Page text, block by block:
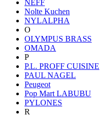
NEFF
Nolte Kuchen
NYLALPHA
O
OLYMPUS BRASS
OMADA
P
P.L. PROFF CUISINE
PAUL NAGEL
Peugeot
Pop Mart LABUBU
PYLONES
R